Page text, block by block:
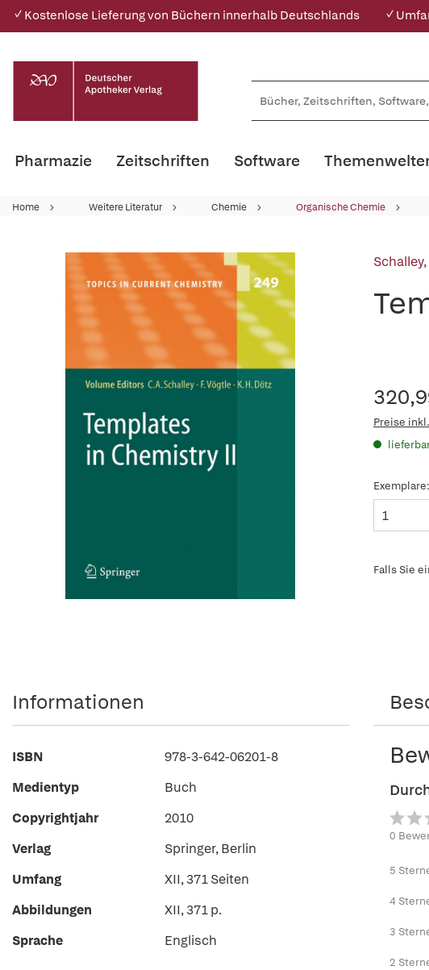
✓ Kostenlose Lieferung von Büchern innerhalb Deutschlands ✓
Pharmazie Zeitschriften Software
Home Weitere Literatur Chemie Organische Chemie
Preise
Exemplare:
Falls Sie
0
5
4
3
2
Informationen
ISBN
978-3-642-06201-8
Medientyp
Buch
Copyrightjahr
2010
Verlag
Springer, Berlin
Umfang
XII, 371 Seiten
Abbildungen
XII, 371 p.
Sprache
Englisch